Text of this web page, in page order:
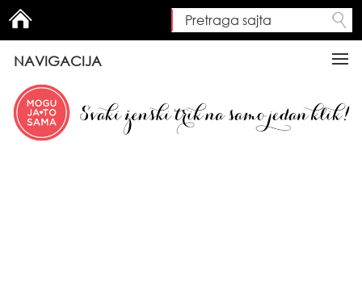
Search form
Pretraga sajta
NAVIGACIJA